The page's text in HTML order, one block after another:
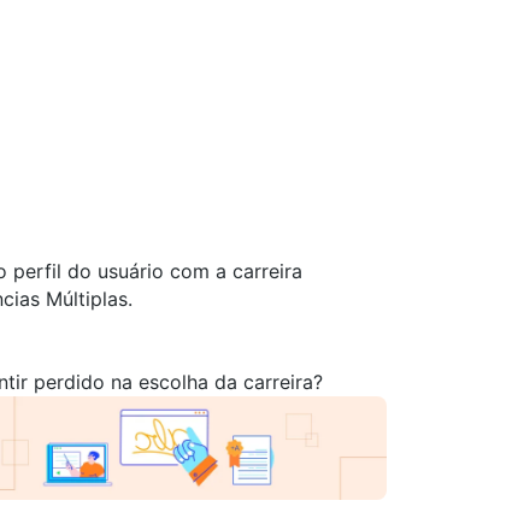
perfil do usuário com a carreira
Múltiplas.
perdido na escolha da carreira?